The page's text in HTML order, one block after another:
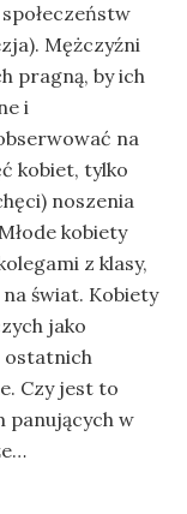
Mężczyźni
pragną, by ich
i
na
kobiet, tylko
noszenia
kobiety
z klasy,
świat. Kobiety
jako
ostatnich
Czy jest to
panujących w